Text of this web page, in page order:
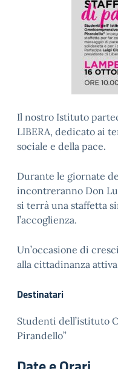
Il nostro Istituto
LIBERA, dedicato ai
sociale e della pace.
Durante le giornate
incontreranno Don
si terrà una staffetta
l’accoglienza.
Un’occasione di
alla cittadinanza attiva
Destinatari
Studenti dell’istituto
Pirandello”